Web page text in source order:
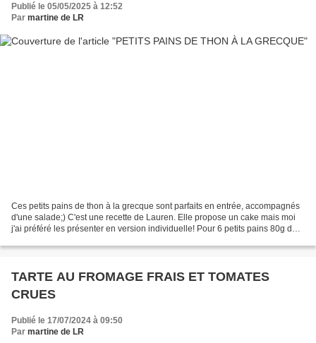
Publié le 05/05/2025 à 12:52
Par martine de LR
Ces petits pains de thon à la grecque sont parfaits en entrée, accompagnés
d'une salade;) C'est une recette de Lauren. Elle propose un cake mais moi
j'ai préféré les présenter en version individuelle! Pour 6 petits pains 80g de
TARTE AU FROMAGE FRAIS ET TOMATES
CRUES
Publié le 17/07/2024 à 09:50
Par martine de LR